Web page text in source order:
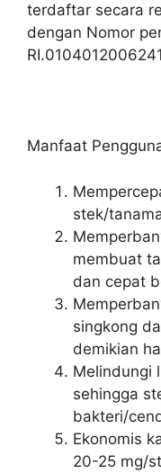
terdaftar secara
dengan Nomor
Manfaat
stek/
membuat
dan cepat
singkong
demikian
Melindungi
sehingga
bakteri/
Ekonomis
20-25 mg/